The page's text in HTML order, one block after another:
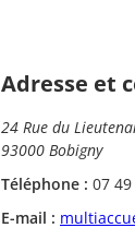
Adresse et
24 Rue du
93000 Bobigny
Téléphone : 07
E-mail :